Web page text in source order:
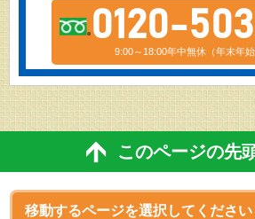
0120-
9:00～18:00年中無休（年末年始
このページの先